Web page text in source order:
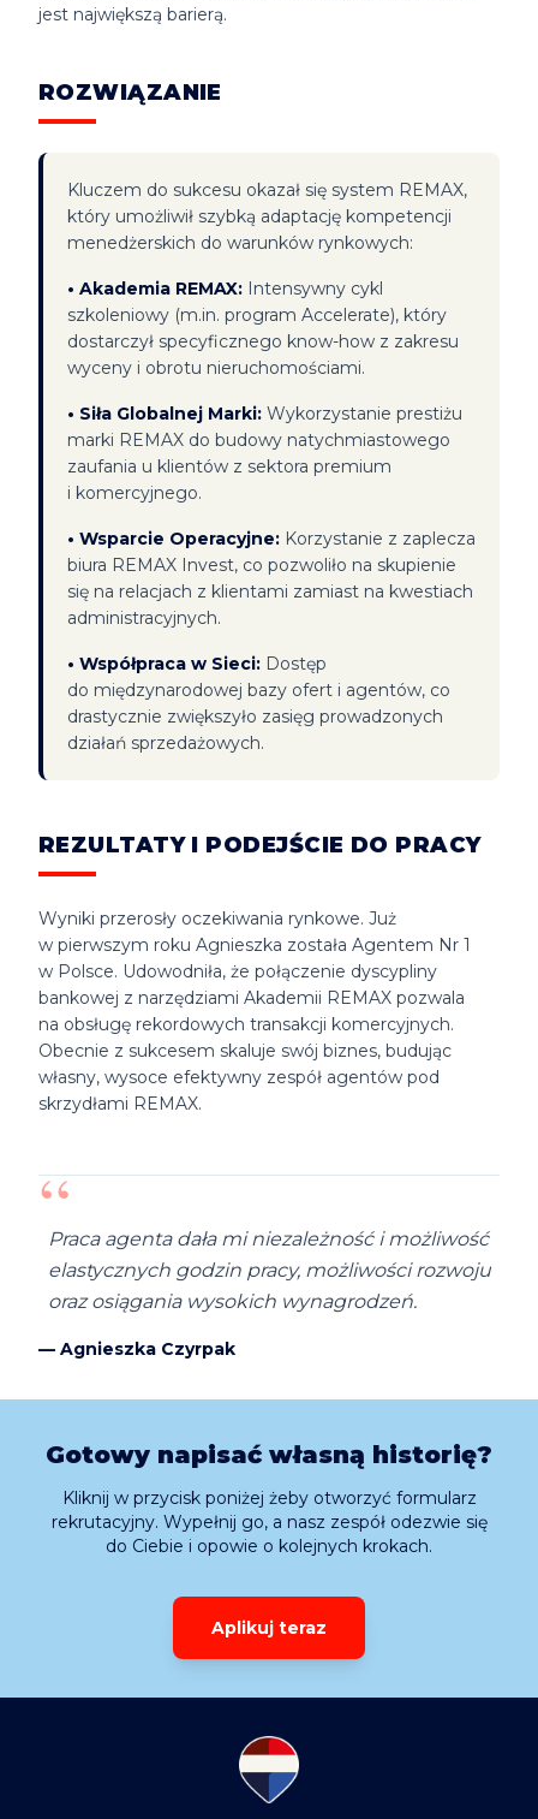
jest największą barierą.
ROZWIĄZANIE
Kluczem do sukcesu okazał się system REMAX,
który umożliwił szybką adaptację kompetencji
menedżerskich do warunków rynkowych:
• Akademia REMAX: Intensywny cykl
szkoleniowy (m.in. program Accelerate), który
dostarczył specyficznego know-how z zakresu
wyceny i obrotu nieruchomościami.
• Siła Globalnej Marki: Wykorzystanie prestiżu
marki REMAX do budowy natychmiastowego
zaufania u klientów z sektora premium
i komercyjnego.
• Wsparcie Operacyjne: Korzystanie z zaplecza
biura REMAX Invest, co pozwoliło na skupienie
się na relacjach z klientami zamiast na kwestiach
administracyjnych.
• Współpraca w Sieci: Dostęp
do międzynarodowej bazy ofert i agentów, co
drastycznie zwiększyło zasięg prowadzonych
działań sprzedażowych.
REZULTATY I PODEJŚCIE DO PRACY
Wyniki przerosły oczekiwania rynkowe. Już
w pierwszym roku Agnieszka została Agentem Nr 1
w Polsce. Udowodniła, że połączenie dyscypliny
bankowej z narzędziami Akademii REMAX pozwala
na obsługę rekordowych transakcji komercyjnych.
Obecnie z sukcesem skaluje swój biznes, budując
własny, wysoce efektywny zespół agentów pod
skrzydłami REMAX.
“
Praca agenta dała mi niezależność i możliwość
elastycznych godzin pracy, możliwości rozwoju
oraz osiągania wysokich wynagrodzeń.
— Agnieszka Czyrpak
Gotowy napisać własną historię?
Kliknij w przycisk poniżej żeby otworzyć formularz
rekrutacyjny. Wypełnij go, a nasz zespół odezwie się
do Ciebie i opowie o kolejnych krokach.
Aplikuj teraz